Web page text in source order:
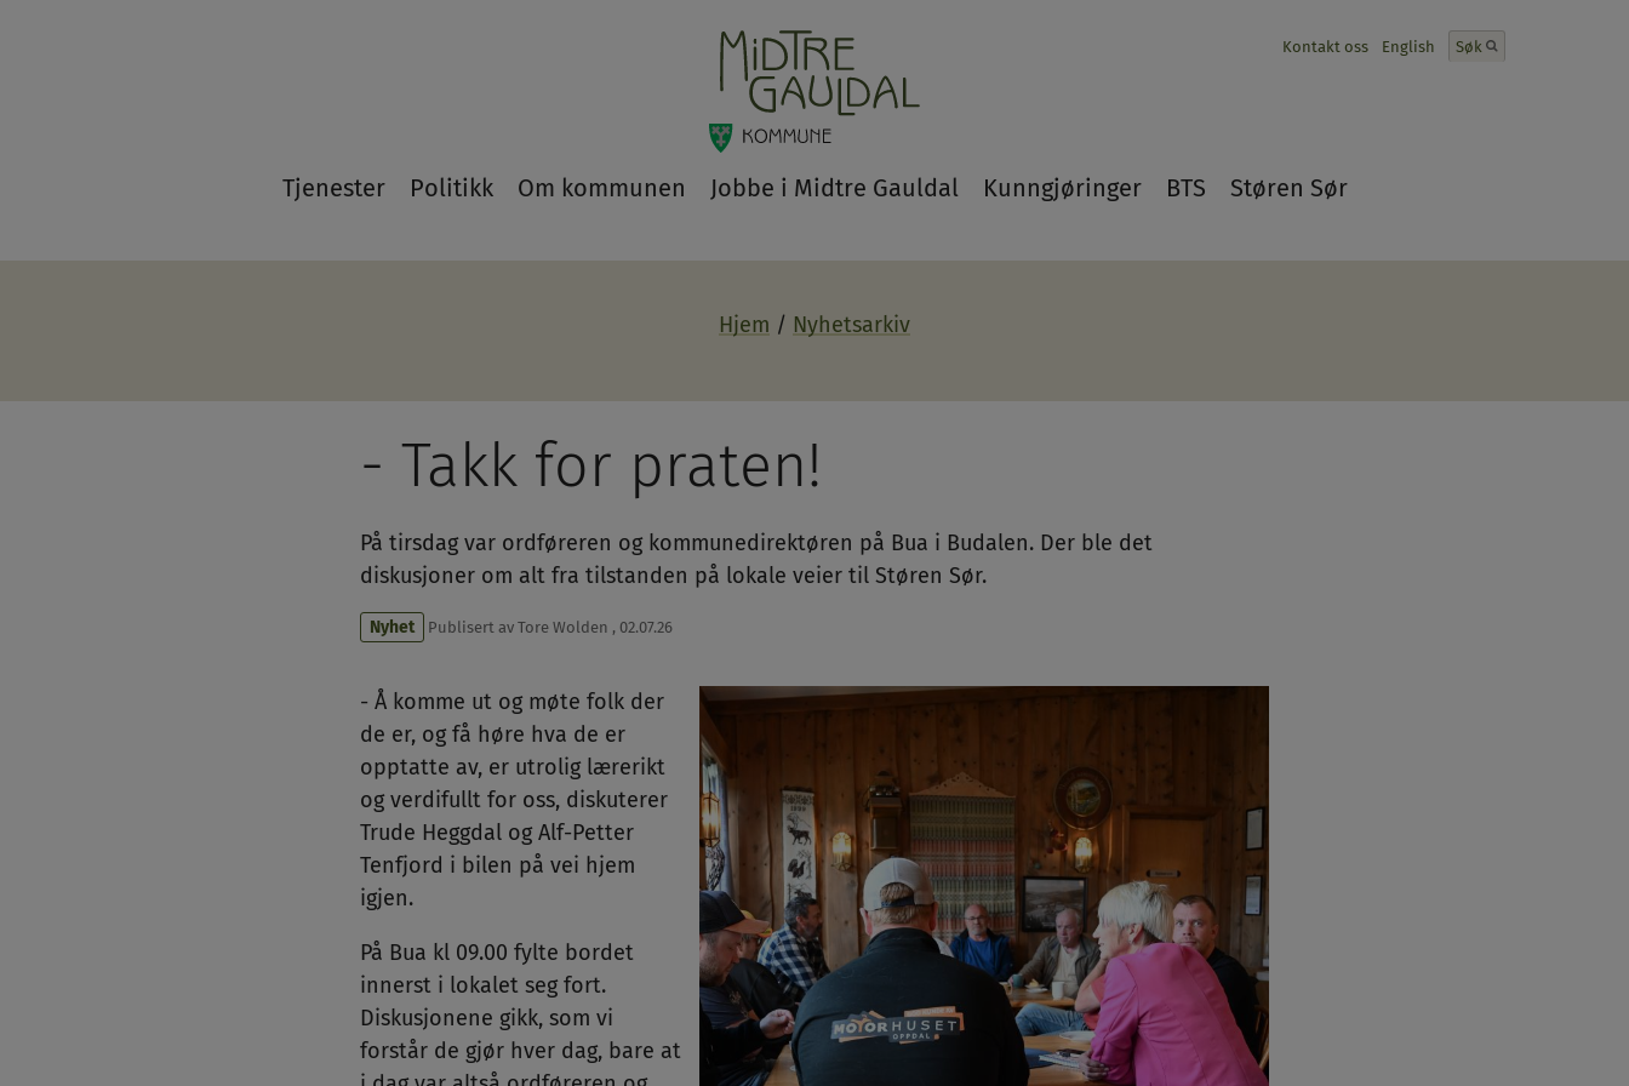
Tjenester Politikk Om kommunen Jobbe i Midtre Gauldal Kunngjøringer BTS Støren Sør
Kontakt oss English Søk
Hjem Nyhetsarkiv
- Takk for praten!
På tirsdag var ordføreren og kommunedirektøren på Bua i Budalen. Der ble det
diskusjoner om alt fra tilstanden på lokale veier til Støren Sør.
Nyhet Publisert av Tore Wolden , 02.07.26
- Å komme ut og møte folk der
de er, og få høre hva de er
opptatte av, er utrolig lærerikt
og verdifullt for oss, diskuterer
Trude Heggdal og Alf-Petter
Tenfjord i bilen på vei hjem
igjen.
På Bua kl 09.00 fylte bordet
innerst i lokalet seg fort.
Diskusjonene gikk, som vi
forstår de gjør hver dag, bare at